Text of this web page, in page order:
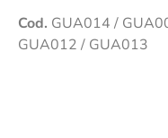
Cod. GUA014 /
GUA012 / GUA013